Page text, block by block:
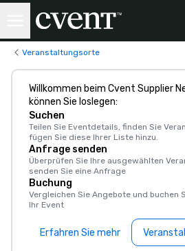
Veranstaltungsorte
Willkommen beim Cvent Supplier
können Sie loslegen:
Suchen
Teilen Sie Eventdetails, finden Sie
fügen Sie diese Ihrer Liste hinzu.
Anfrage senden
Überprüfen Sie Ihre ausgewählten
senden Sie eine Anfrage
Buchung
Vergleichen Sie Angebote und buchen
Ihr Event
Erfahren Sie mehr